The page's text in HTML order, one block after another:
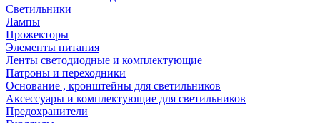
Светильники
Лампы
Прожекторы
Элементы питания
Ленты светодиодные и комплектующие
Патроны и переходники
Основание , кронштейны для светильников
Аксессуары и комплектующие для светильников
Предохранители